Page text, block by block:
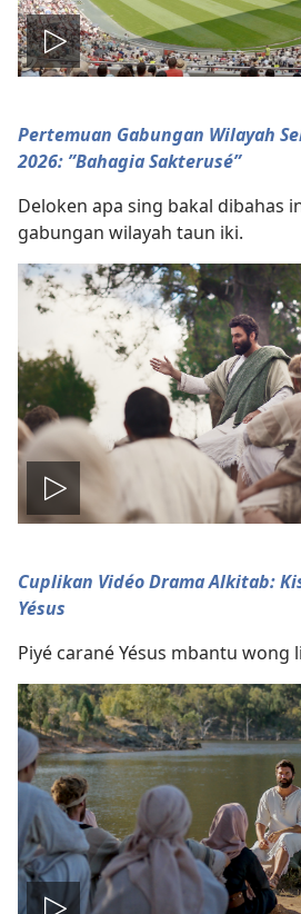
Play
video
Pertemuan Gabungan Wilayah
2026: ”Bahagia Sakterusé”
Deloken apa sing bakal dibahas
gabungan wilayah taun iki.
Play
video
Cuplikan Vidéo Drama Alkitab:
Yésus
Piyé carané Yésus mbantu wong